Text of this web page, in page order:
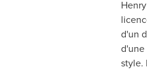
d'un
d'une
style.